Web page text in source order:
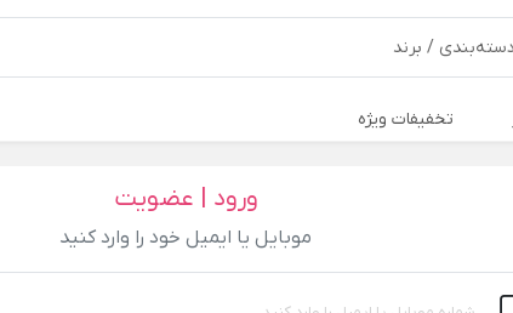
تخفیفات ویژه
ورود | عضویت
موبایل یا ایمیل خود را وارد کنید